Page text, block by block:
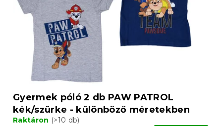
Gyermek póló 2 db PAW PATROL
kék/szürke - különböző méretekben
Raktáron (>10 db)